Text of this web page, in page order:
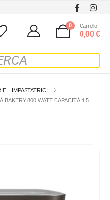
0 Carrello
0,00€
,
IMPASTATRICI
BAKERY 800 WATT CAPACITÀ 4,5